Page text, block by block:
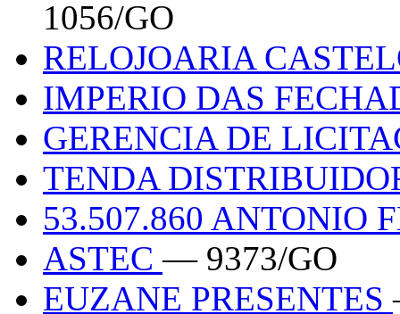
1056/GO
RELOJOARIA
IMPERIO DAS
GERENCIA DE
TENDA
53.507.860 ANTONIO
ASTEC— 9373/GO
EUZANE PRESENTES